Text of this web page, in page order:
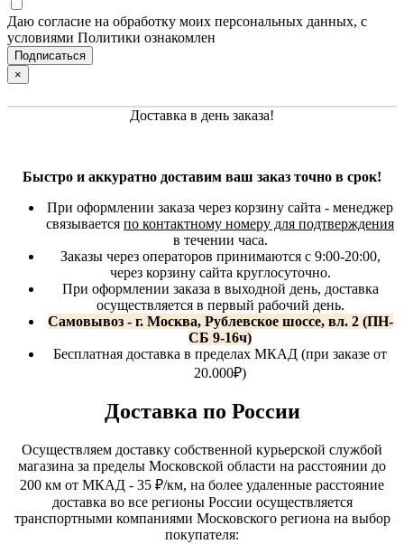
Даю согласие на обработку моих персональных данных, с
условиями Политики ознакомлен
×
Доставка в день заказа!
Быстро и аккуратно доставим ваш заказ точно в срок!
При оформлении заказа через корзину сайта - менеджер
связывается по контактному номеру для подтверждения
в течении часа.
Заказы через операторов принимаются с 9:00-20:00,
через корзину сайта круглосуточно.
При оформлении заказа в выходной день, доставка
осуществляется в первый рабочий день.
Самовывоз - г. Москва, Рублевское шоссе, вл. 2 (ПН-
СБ 9-16ч)
Бесплатная доставка в пределах МКАД (при заказе от
20.000₽)
Доставка по России
Осуществляем доставку собственной курьерской службой
магазина за пределы Московской области на расстоянии до
200 км от МКАД - 35 ₽/км, на более удаленные расстояние
доставка во все регионы России осуществляется
транспортными компаниями Московского региона на выбор
покупателя: